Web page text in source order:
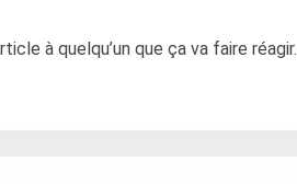
à quelqu’un que ça va faire réagir.